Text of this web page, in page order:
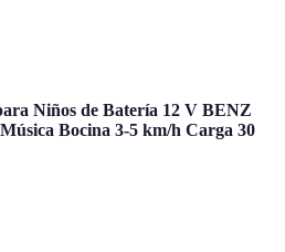
Niños de Batería 12 V BENZ
Bocina 3-5 km/h Carga 30